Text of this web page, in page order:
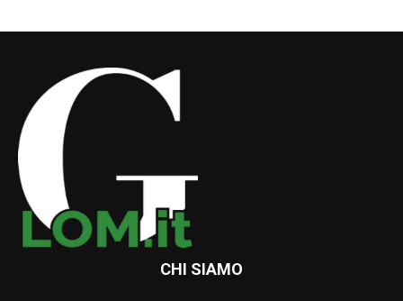
CHI SIAMO